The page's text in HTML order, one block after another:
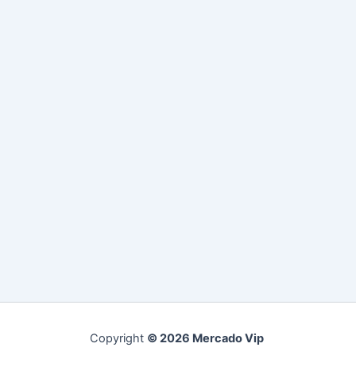
Copyright © 2026 Mercado Vip